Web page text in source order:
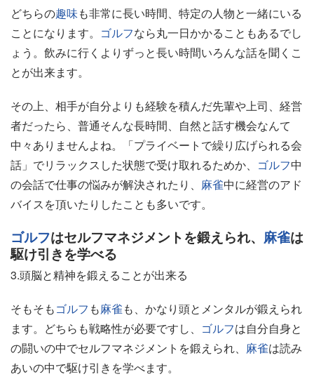
どちらの趣味も非常に長い時間、特定の人物と一緒にいる
ことになります。 ゴルフなら丸一日かかることもあるでし
ょう。飲みに行くよりずっと長い時間いろんな話を聞くこ
とが出来ます。
その上、相手が自分よりも経験を積んだ先輩や上司、経営
者だったら、普通そんな長時間、自然と話す機会なんて
中々ありませんよね。「プライベートで繰り広げられる会
話」でリラックスした状態で受け取れるためか、 ゴルフ中
の会話で仕事の悩みが解決されたり、 麻雀中に経営のアド
バイスを頂いたりしたことも多いです。
ゴルフはセルフマネジメントを鍛えられ、 麻雀は
駆け引きを学べる
3.頭脳と精神を鍛えることが出来る
そもそもゴルフ も麻雀も、かなり頭とメンタルが鍛えられ
ます。どちらも戦略性が必要ですし、 ゴルフは自分自身と
の闘いの中でセルフマネジメントを鍛えられ、 麻雀は読み
あいの中で駆け引きを学べます。